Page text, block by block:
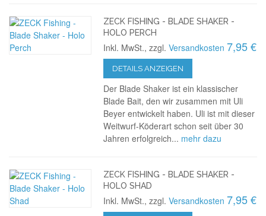
ZECK FISHING - BLADE SHAKER -
HOLO PERCH
Inkl. MwSt., zzgl.Versandkosten 7,95 €
DETAILS ANZEIGEN
Der Blade Shaker ist ein klassischer
Blade Bait, den wir zusammen mit Uli
Beyer entwickelt haben. Uli ist mit dieser
Weitwurf-Köderart schon seit über 30
Jahren erfolgreich... mehr dazu
ZECK FISHING - BLADE SHAKER -
HOLO SHAD
Inkl. MwSt., zzgl.Versandkosten 7,95 €